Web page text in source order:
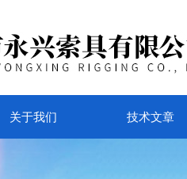
关于我们 技术文章